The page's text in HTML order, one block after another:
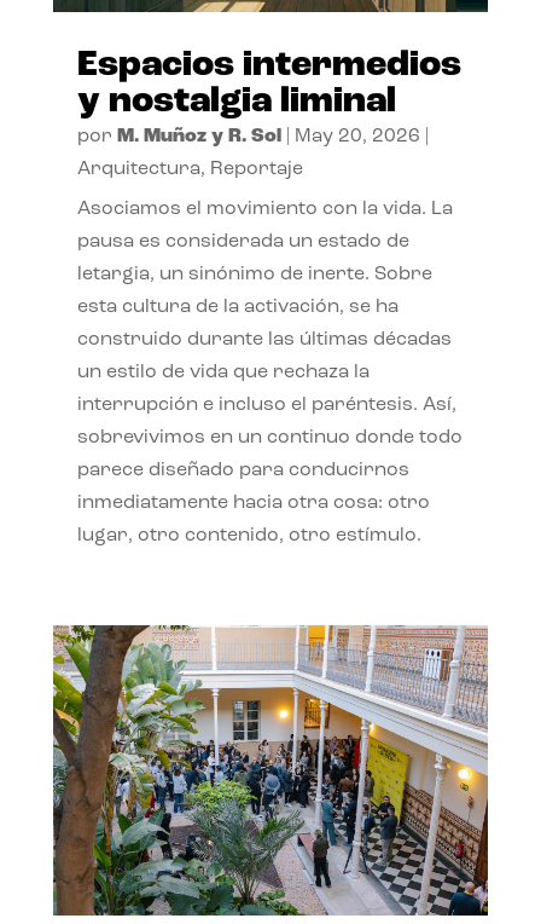
Espacios intermedios
y nostalgia liminal
por M. Muñoz y R. Sol| May 20, 2026
Arquitectura, Reportaje
Asociamos el movimiento con la vida. La
pausa es considerada un estado de
letargia, un sinónimo de inerte. Sobre
esta cultura de la activación, se ha
construido durante las últimas décadas
un estilo de vida que rechaza la
interrupción e incluso el paréntesis. Así,
sobrevivimos en un continuo donde todo
parece diseñado para conducirnos
inmediatamente hacia otra cosa: otro
lugar, otro contenido, otro estímulo.